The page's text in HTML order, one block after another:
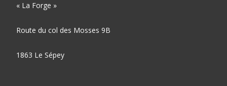
« La Forge »
Route du col des Mosses 9B
1863 Le Sépey